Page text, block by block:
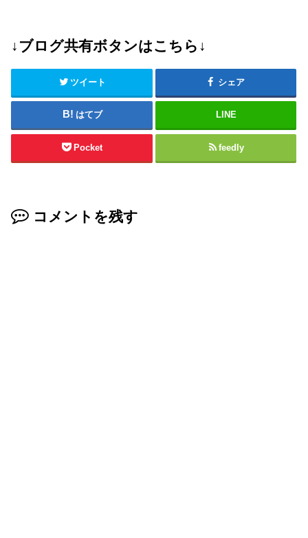
↓ブログ共有ボタンはこちら↓
ツイート シェア
はてブ LINE
Pocket feedly
コメントを残す